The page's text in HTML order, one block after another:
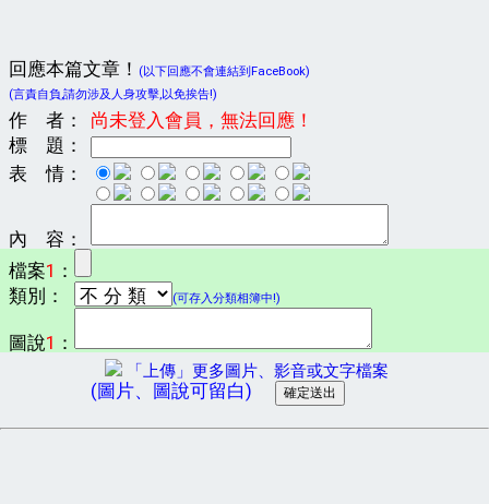
回應本篇文章！
(以下回應不會連結到FaceBook)
(言責自負,請勿涉及人身攻擊,以免挨告!)
作 者：
尚未登入會員，無法回應！
標 題：
表 情：
內 容：
檔案1 ：
類別：
(可存入分類相簿中!)
圖說1 ：
「上傳」更多圖片、影音或文字檔案
(圖片、圖說可留白)